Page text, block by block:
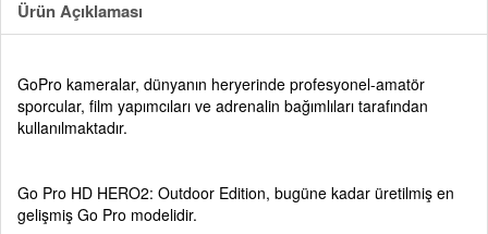
Ürün Açıklaması
GoPro kameralar, dünyanın heryerinde profesyonel-amatör
sporcular, film yapımcıları ve adrenalin bağımlıları tarafından
kullanılmaktadır.
Go Pro HD HERO2: Outdoor Edition, bugüne kadar üretilmiş en
gelişmiş Go Pro modelidir.